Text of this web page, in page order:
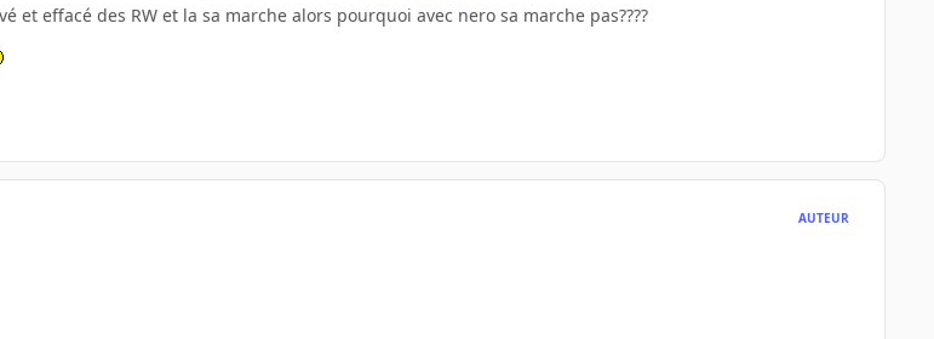
et effacé des RW et la sa marche alors pourquoi avec nero sa marche pas????
AUTEUR